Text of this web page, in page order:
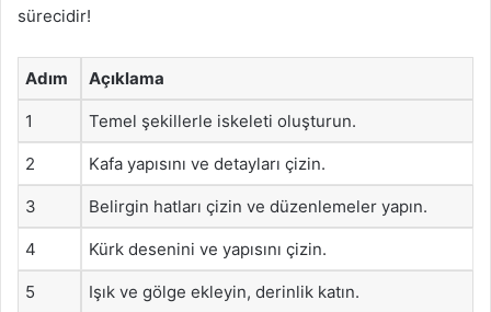
sürecidir!
Adım Açıklama
1 Temel şekillerle iskeleti oluşturun.
2 Kafa yapısını ve detayları çizin.
3 Belirgin hatları çizin ve düzenlemeler yapın.
4 Kürk desenini ve yapısını çizin.
5 Işık ve gölge ekleyin, derinlik katın.